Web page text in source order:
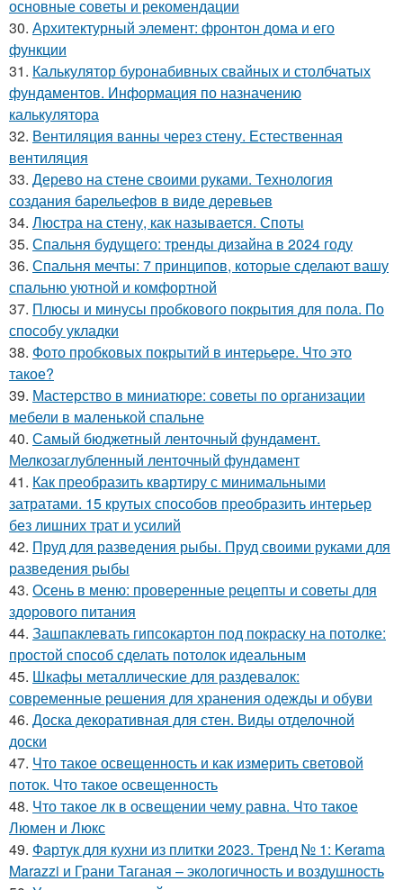
основные советы и рекомендации
30. Архитектурный элемент: фронтон дома и его
функции
31. Калькулятор буронабивных свайных и столбчатых
фундаментов. Информация по назначению
калькулятора
32. Вентиляция ванны через стену. Естественная
вентиляция
33. Дерево на стене своими руками. Технология
создания барельефов в виде деревьев
34. Люстра на стену, как называется. Споты
35. Спальня будущего: тренды дизайна в 2024 году
36. Спальня мечты: 7 принципов, которые сделают вашу
спальню уютной и комфортной
37. Плюсы и минусы пробкового покрытия для пола. По
способу укладки
38. Фото пробковых покрытий в интерьере. Что это
такое?
39. Мастерство в миниатюре: советы по организации
мебели в маленькой спальне
40. Самый бюджетный ленточный фундамент.
Мелкозаглубленный ленточный фундамент
41. Как преобразить квартиру с минимальными
затратами. 15 крутых способов преобразить интерьер
без лишних трат и усилий
42. Пруд для разведения рыбы. Пруд своими руками для
разведения рыбы
43. Осень в меню: проверенные рецепты и советы для
здорового питания
44. Зашпаклевать гипсокартон под покраску на потолке:
простой способ сделать потолок идеальным
45. Шкафы металлические для раздевалок:
современные решения для хранения одежды и обуви
46. Доска декоративная для стен. Виды отделочной
доски
47. Что такое освещенность и как измерить световой
поток. Что такое освещенность
48. Что такое лк в освещении чему равна. Что такое
Люмен и Люкс
49. Фартук для кухни из плитки 2023. Тренд № 1: Kerama
Marazzi и Грани Таганая – экологичность и воздушность